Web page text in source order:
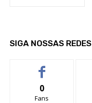
SIGA NOSSAS REDES
0
Fans